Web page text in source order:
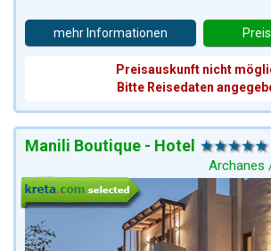
mehr Informationen
Preisauskunft nicht
Bitte Reisedaten
Manili Boutique - Hotel
Archanes